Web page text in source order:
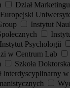
Dział Marketingu
Europejski
Instytut
Instytut Psychologii
w Centrum Lab
Szkoła Doktorska
Interdyscyplinarny